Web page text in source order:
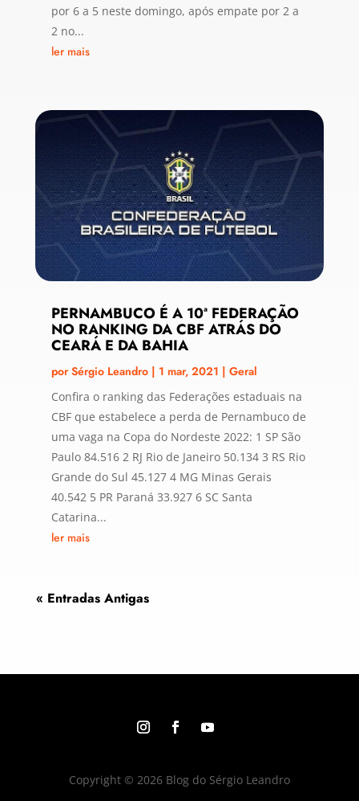
por 6 a 5 neste domingo, após empate por 2 a
2 no...
ler mais
PERNAMBUCO É A 10ª FEDERAÇÃO
NO RANKING DA CBF ATRÁS DO
CEARÁ E DA BAHIA
porSérgio Leandro| 1 mar, 2021 | Geral
Confira o ranking das Federações estaduais na
CBF que estabelece a perda de Pernambuco de
uma vaga na Copa do Nordeste 2022: 1 SP São
Paulo 84.516 2 RJ Rio de Janeiro 50.134 3 RS Rio
Grande do Sul 45.127 4 MG Minas Gerais
40.542 5 PR Paraná 33.927 6 SC Santa
Catarina...
ler mais
« Entradas Antigas
Copyright © 2026 Blog do Sérgio Leandro